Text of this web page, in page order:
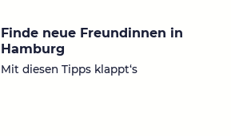
Finde neue Freundinnen in
Hamburg
Mit diesen Tipps klappt‘s